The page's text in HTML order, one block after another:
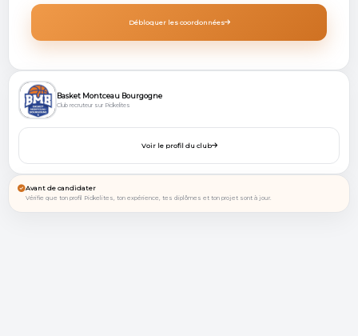
Débloquer les coordonnées
Basket Montceau Bourgogne
Club recruteur sur Pickelites
Voir le profil du club
Avant de candidater
Vérifie que ton profil Pickelites, ton expérience, tes diplômes et ton projet sont à jour.